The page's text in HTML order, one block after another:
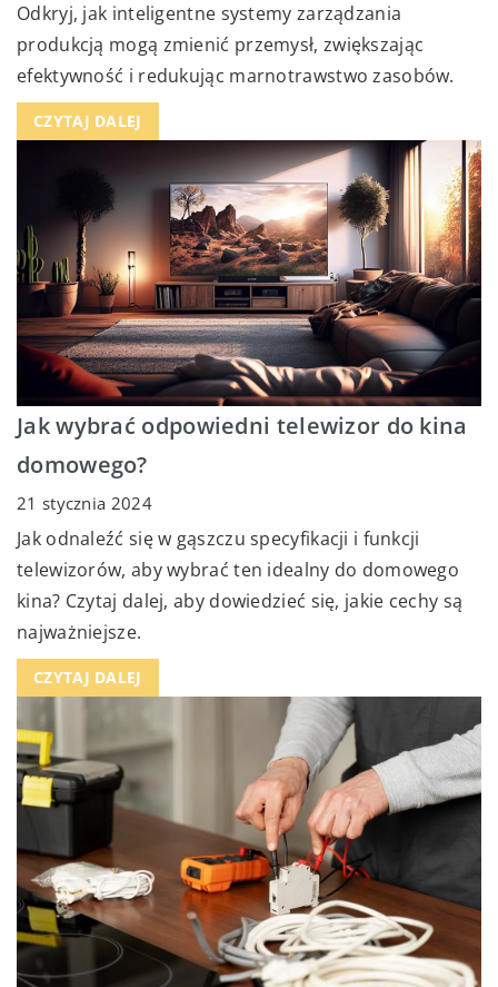
Odkryj, jak inteligentne systemy zarządzania
produkcją mogą zmienić przemysł, zwiększając
efektywność i redukując marnotrawstwo zasobów.
CZYTAJ DALEJ
Jak wybrać odpowiedni telewizor do kina
domowego?
21 stycznia 2024
Jak odnaleźć się w gąszczu specyfikacji i funkcji
telewizorów, aby wybrać ten idealny do domowego
kina? Czytaj dalej, aby dowiedzieć się, jakie cechy są
najważniejsze.
CZYTAJ DALEJ